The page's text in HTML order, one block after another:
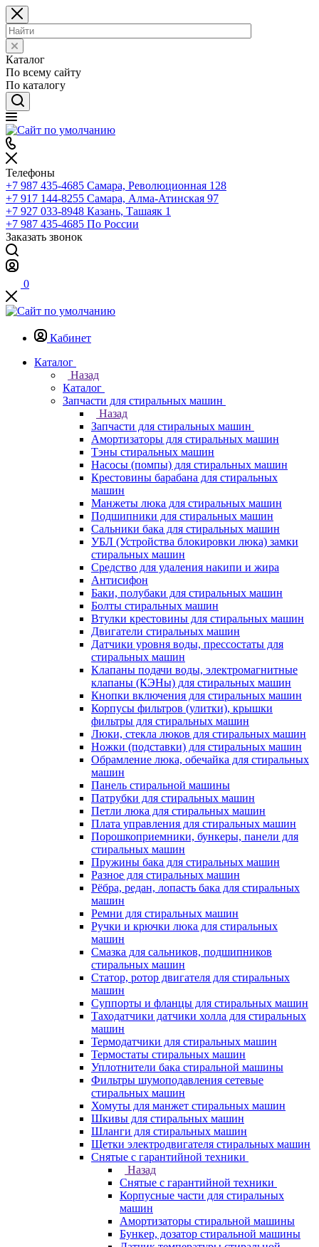
Каталог
По всему сайту
По каталогу
Телефоны
+7 987 435-4685 Самара, Революционная 128
+7 917 144-8255 Самара, Алма-Атинская 97
+7 927 033-8948 Казань, Ташаяк 1
+7 987 435-4685 По России
Заказать звонок
0
Кабинет
Каталог
Назад
Каталог
Запчасти для стиральных машин
Назад
Запчасти для стиральных машин
Амортизаторы для стиральных машин
Тэны стиральных машин
Насосы (помпы) для стиральных машин
Крестовины барабана для стиральных
машин
Манжеты люка для стиральных машин
Подшипники для стиральных машин
Сальники бака для стиральных машин
УБЛ (Устройства блокировки люка) замки
стиральных машин
Средство для удаления накипи и жира
Антисифон
Баки, полубаки для стиральных машин
Болты стиральных машин
Втулки крестовины для стиральных машин
Двигатели стиральных машин
Датчики уровня воды, прессостаты для
стиральных машин
Клапаны подачи воды, электромагнитные
клапаны (КЭНы) для стиральных машин
Кнопки включения для стиральных машин
Корпусы фильтров (улитки), крышки
фильтры для стиральных машин
Люки, стекла люков для стиральных машин
Ножки (подставки) для стиральных машин
Обрамление люка, обечайка для стиральных
машин
Панель стиральной машины
Патрубки для стиральных машин
Петли люка для стиральных машин
Плата управления для стиральных машин
Порошкоприемники, бункеры, панели для
стиральных машин
Пружины бака для стиральных машин
Разное для стиральных машин
Рёбра, редан, лопасть бака для стиральных
машин
Ремни для стиральных машин
Ручки и крючки люка для стиральных
машин
Смазка для сальников, подшипников
стиральных машин
Статор, ротор двигателя для стиральных
машин
Суппорты и фланцы для стиральных машин
Таходатчики датчики холла для стиральных
машин
Термодатчики для стиральных машин
Термостаты стиральных машин
Уплотнители бака стиральной машины
Фильтры шумоподавления сетевые
стиральных машин
Хомуты для манжет стиральных машин
Шкивы для стиральных машин
Шланги для стиральных машин
Щетки электродвигателя стиральных машин
Снятые с гарантийной техники
Назад
Снятые с гарантийной техники
Корпусные части для стиральных
машин
Амортизаторы стиральной машины
Бункер, дозатор стиральной машины